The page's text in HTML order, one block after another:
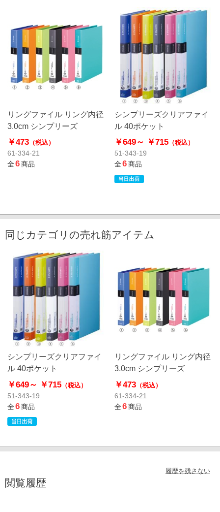
リングファイル リング内径
3.0cm シンプリーズ
￥473 （税込）
61-334-21
全6商品
シンプリーズクリアファイ
ル 40ポケット
￥649～ ￥715（税込）
51-343-19
全6商品
同じカテゴリの売れ筋アイテム
シンプリーズクリアファイ
ル 40ポケット
￥649～ ￥715 （税込）
51-343-19
全6商品
リングファイル リング内径
3.0cm シンプリーズ
￥473（税込）
61-334-21
全6商品
履歴を残さない
閲覧履歴